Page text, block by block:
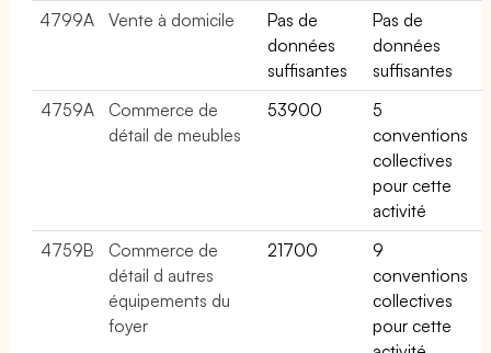
4799A
Vente à domicile
Pas de
données
suffisantes
Pas de
données
suffisantes
4759A
Commerce de
détail de meubles
53900
5
conventions
collectives
pour cette
activité
4759B
Commerce de
détail d autres
équipements du
foyer
21700
9
conventions
collectives
pour cette